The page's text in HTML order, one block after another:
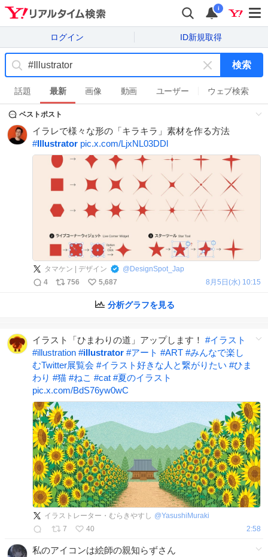
i
ログイン ID新規取得
キ
ー
ワ
ド
消
検索
話題 最新 画像 動画 ユーザー ウェブ検索
ベストポスト
イラレで様々な形の「キラキラ」素材を作る方法
#Illustrator pic.x.com/LjxNL03DDl
タマケン | デザイン @ DesignSpot_Jap
4
756 5,687 8月5日(水) 10:15
分析グラフを見る
イラスト「ひまわりの道」アップします！ #イラスト
#illustration #illustrator #アート #ART #みんなで楽し
むTwitter展覧会 #イラスト好きな人と繋がりたい #ひま
わり #猫 #ねこ #cat #夏のイラスト
pic.x.com/BdS76yw0wC
イラストレーター・むらきやすし @YasushiMuraki
7
40 2:58
私のアイコンは絵師の親知らずさん